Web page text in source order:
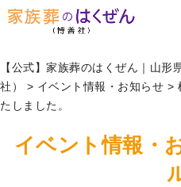
【公式】家族葬のはくぜん｜山
社）
> イベント情報・お知らせ >
たしました。
イベント情報・